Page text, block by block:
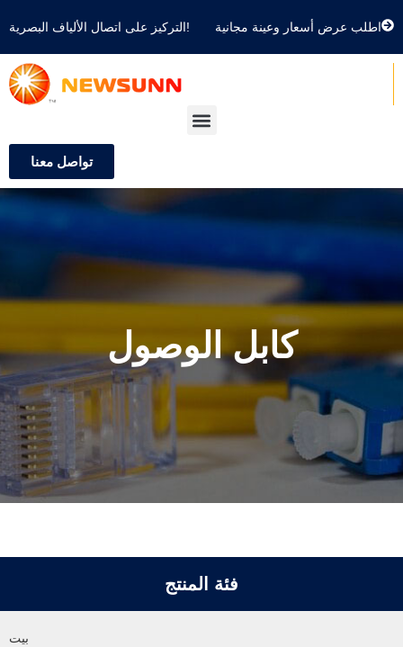
التركيز على اتصال الألياف البصرية! اطلب عرض أسعار وعينة مجانية
تواصل معنا
كابل الوصول
فئة المنتج
بيت